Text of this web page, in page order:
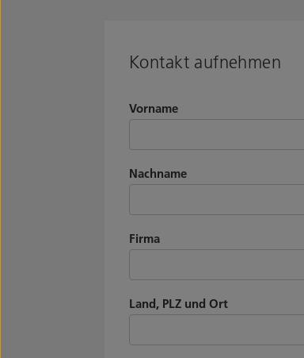
Kontakt aufnehmen
Vorname
Nachname
Firma
Land, PLZ und Ort